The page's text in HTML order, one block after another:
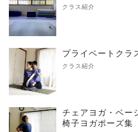
クラス紹介
プライベートクラ
クラス紹介
チェアヨガ・ベー
椅子ヨガポーズ集